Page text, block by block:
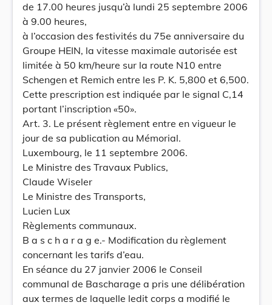
de 17.00 heures jusqu’à lundi 25 septembre 2006
à 9.00 heures,
à l’occasion des festivités du 75e anniversaire du
Groupe HEIN, la vitesse maximale autorisée est
limitée à 50 km/heure sur la route N10 entre
Schengen et Remich entre les P. K. 5,800 et 6,500.
Cette prescription est indiquée par le signal C,14
portant l’inscription «50».
Art. 3. Le présent règlement entre en vigueur le
jour de sa publication au Mémorial.
Luxembourg, le 11 septembre 2006.
Le Ministre des Travaux Publics,
Claude Wiseler
Le Ministre des Transports,
Lucien Lux
Règlements communaux.
B a s c h a r a g e.- Modification du règlement
concernant les tarifs d’eau.
En séance du 27 janvier 2006 le Conseil
communal de Bascharage a pris une délibération
aux termes de laquelle ledit corps a modifié le